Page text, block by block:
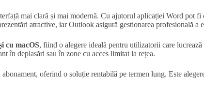
mai clară și mai modernă. Cu ajutorul aplicației Word pot
atractive, iar Outlook asigură gestionarea profesională
cu macOS, fiind o alegere ideală pentru utilizatorii care
în deplasări sau în zone cu acces limitat la rețea.
abonament, oferind o soluție rentabilă pe termen lung. Este